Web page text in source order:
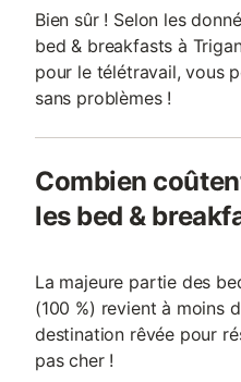
Bien sûr ! Selon les
bed & breakfasts à
pour le télétravail, vous
sans problèmes !
Combien
les bed &
La majeure partie des
(100 %) revient à moins
destination rêvée pour
pas cher !